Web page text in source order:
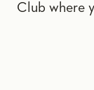
Club where